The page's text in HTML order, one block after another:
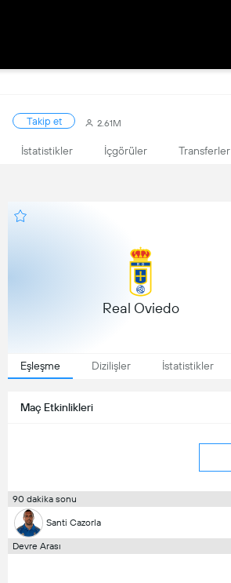
Takip et 2.61M
İstatistikler İçgörüler Transferler
Real Oviedo
Eşleşme Dizilişler İstatistikler
Maç Etkinlikleri
90 dakika sonu
Santi Cazorla
Devre Arası